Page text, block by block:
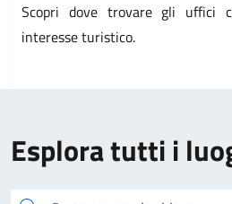
Scopri dove trovare gli uffici
interesse turistico.
Esplora tutti i